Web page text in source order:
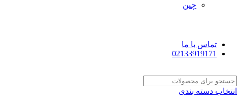
چین
تماس با ما
02133919171
انتخاب دسته بندی